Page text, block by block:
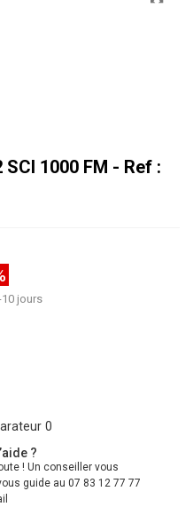
1000 FM - Ref :
jours
0
?
! Un conseiller vous
guide au 07 83 12 77 77